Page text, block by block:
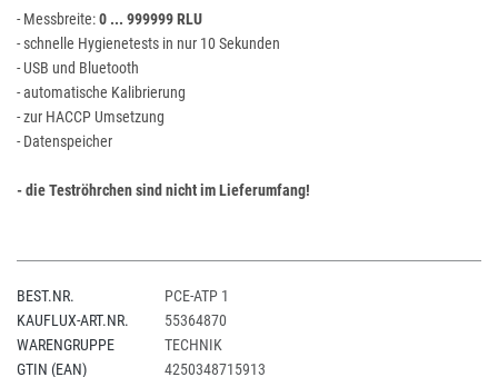
- Messbreite:0 ... 999999 RLU
- schnelle Hygienetests in nur 10 Sekunden
- USB und Bluetooth
- automatische Kalibrierung
- zur HACCP Umsetzung
- Datenspeicher
- die Teströhrchen sind nicht im Lieferumfang!
BEST.NR.
PCE-ATP 1
KAUFLUX-ART.NR.
55364870
WARENGRUPPE
TECHNIK
GTIN (EAN)
4250348715913